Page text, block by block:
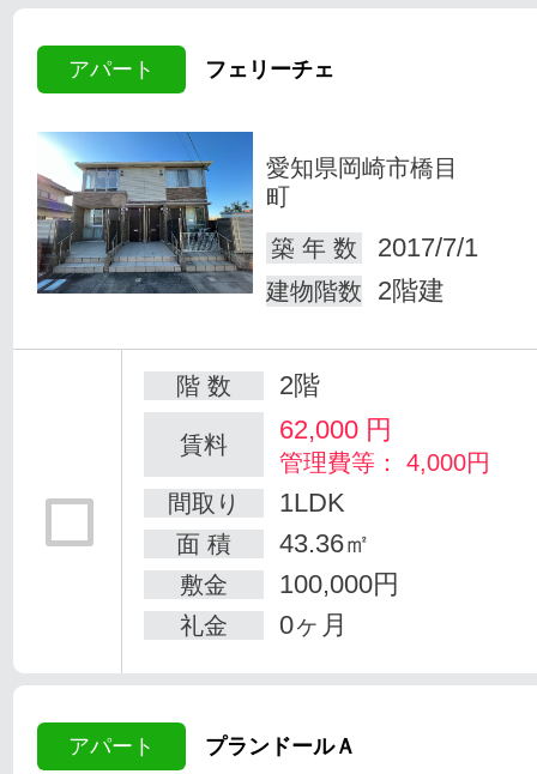
アパート フェリーチェ
愛知県岡崎市橋目
町
築 年 数
2017/7/1
建物階数 2階建
階 数 2階
賃料 62,000 円
管理費等： 4,000円
間取り
1LDK
面 積 43.36㎡
敷金 100,000円
礼金 0ヶ月
アパート プランドールＡ